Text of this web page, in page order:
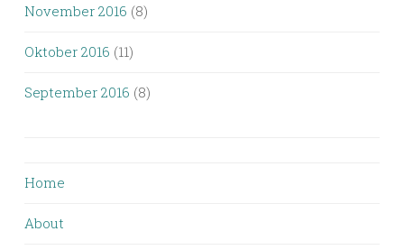
November 2016 (8)
Oktober 2016 (11)
September 2016 (8)
Home
About